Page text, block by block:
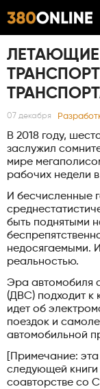
07 декабря
В 2018 году,
заслужил
мире
рабочих недели
И бесчисленные
быть поднятыми
недосягаемыми.
реальностью.
Эра автомобиля
(ДВС) подходит к
идет об
поездок и
автомобильной
[Примечание:
следующей книги
соавторстве со